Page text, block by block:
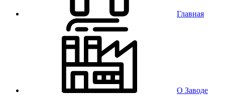
Главная
О Заводе